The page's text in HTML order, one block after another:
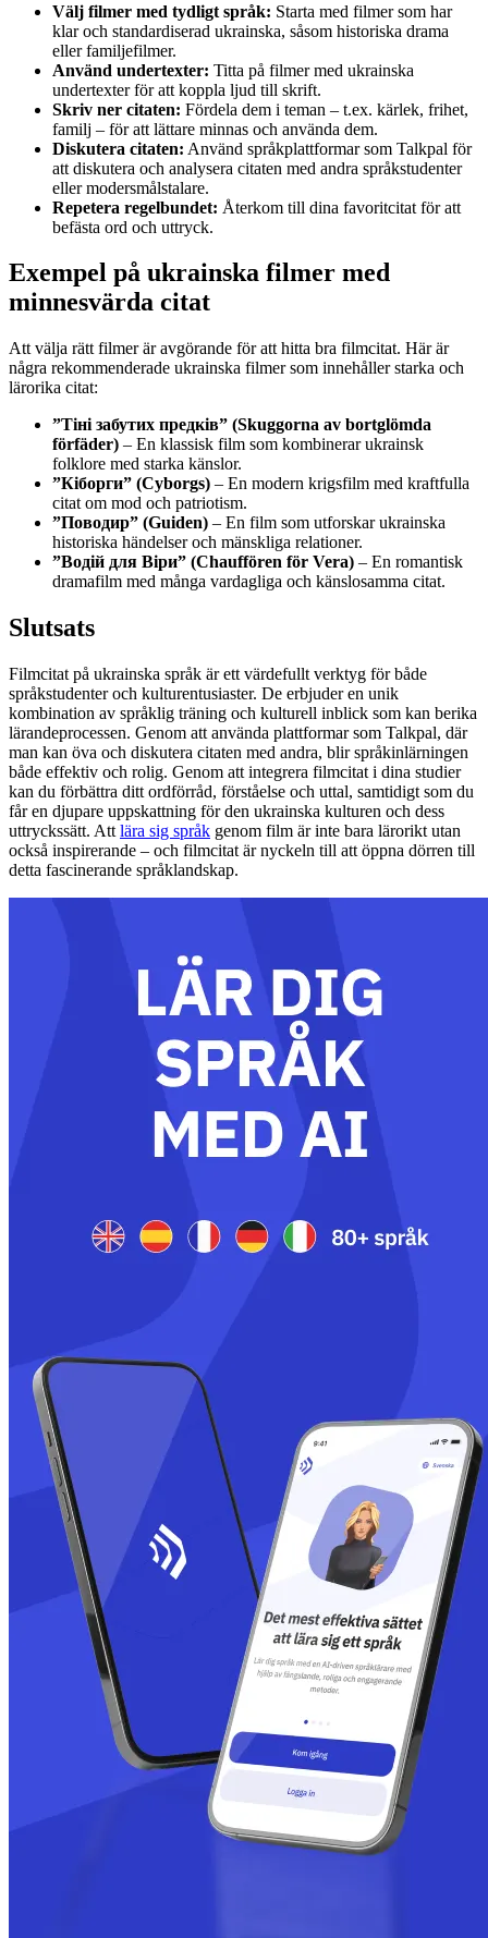
Välj filmer med tydligt språk: Starta med filmer som har
klar och standardiserad ukrainska, såsom historiska drama
eller familjefilmer.
Använd undertexter: Titta på filmer med ukrainska
undertexter för att koppla ljud till skrift.
Skriv ner citaten: Fördela dem i teman – t.ex. kärlek, frihet,
familj – för att lättare minnas och använda dem.
Diskutera citaten: Använd språkplattformar som Talkpal för
att diskutera och analysera citaten med andra språkstudenter
eller modersmålstalare.
Repetera regelbundet: Återkom till dina favoritcitat för att
befästa ord och uttryck.
Exempel på ukrainska filmer med
minnesvärda citat
Att välja rätt filmer är avgörande för att hitta bra filmcitat. Här är
några rekommenderade ukrainska filmer som innehåller starka och
lärorika citat:
”Тіні забутих предків” (Skuggorna av bortglömda
förfäder) – En klassisk film som kombinerar ukrainsk
folklore med starka känslor.
”Кіборги” (Cyborgs) – En modern krigsfilm med kraftfulla
citat om mod och patriotism.
”Поводир” (Guiden) – En film som utforskar ukrainska
historiska händelser och mänskliga relationer.
”Водій для Віри” (Chauffören för Vera) – En romantisk
dramafilm med många vardagliga och känslosamma citat.
Slutsats
Filmcitat på ukrainska språk är ett värdefullt verktyg för både
språkstudenter och kulturentusiaster. De erbjuder en unik
kombination av språklig träning och kulturell inblick som kan berika
lärandeprocessen. Genom att använda plattformar som Talkpal, där
man kan öva och diskutera citaten med andra, blir språkinlärningen
både effektiv och rolig. Genom att integrera filmcitat i dina studier
kan du förbättra ditt ordförråd, förståelse och uttal, samtidigt som du
får en djupare uppskattning för den ukrainska kulturen och dess
uttryckssätt. Att lära sig språk genom film är inte bara lärorikt utan
också inspirerande – och filmcitat är nyckeln till att öppna dörren till
detta fascinerande språklandskap.